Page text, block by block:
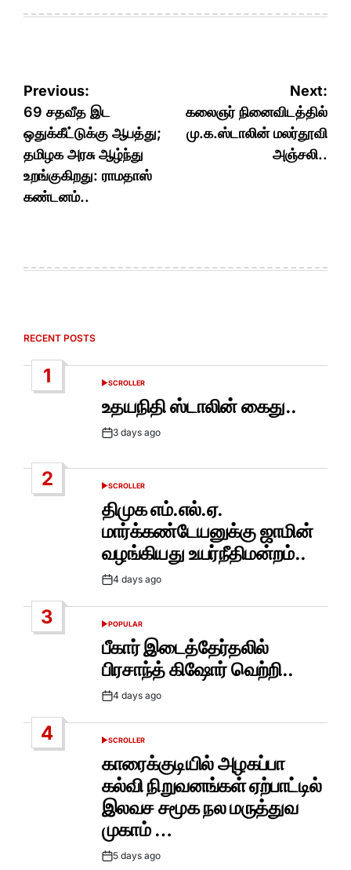
Post
navigation
Previous:
69 சதவீத இட
ஒதுக்கீட்டுக்கு ஆபத்து;
தமிழக அரசு ஆழ்ந்து
உறங்குகிறது: ராமதாஸ்
கண்டனம்..
Next:
கலைஞர் நினைவிடத்தில்
மு.க.ஸ்டாலின் மலர்தூவி
அஞ்சலி..
RECENT POSTS
1
POSTED
SCROLLER
உதயநிதி ஸ்டாலின் கைது..
Post3 days ago
2
POSTED
SCROLLER
திமுக எம்.எல்.ஏ.
மார்க்கண்டேயனுக்கு ஜாமின்
வழங்கியது உயர்நீதிமன்றம்..
Post4 days ago
3
POSTED
POPULAR
பீகார் இடைத்தேர்தலில்
பிரசாந்த் கிஷோர் வெற்றி..
Post4 days ago
4
POSTED
SCROLLER
காரைக்குடியில் அழகப்பா
கல்வி நிறுவனங்கள் ஏற்பாட்டில்
இலவச சமூக நல மருத்துவ
முகாம் …
Post5 days ago